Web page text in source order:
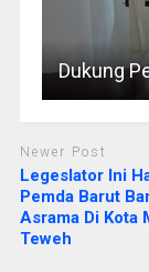
Dukung
Newer Post
Legeslator Ini
Pemda Barut
Asrama Di Kota
Teweh